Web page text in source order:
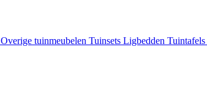
Overige tuinmeubelen Tuinsets Ligbedden Tuintafels